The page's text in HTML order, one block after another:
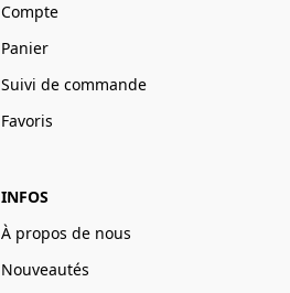
Compte
Panier
Suivi de commande
Favoris
INFOS
À propos de nous
Nouveautés